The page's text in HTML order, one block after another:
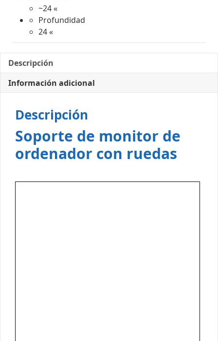
~24 «
Profundidad
24 «
Descripción
Información adicional
Descripción
Soporte de monitor de
ordenador con ruedas